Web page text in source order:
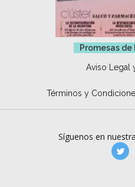
Promesas
Aviso Legal
Términos y
Síguenos en